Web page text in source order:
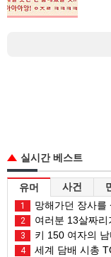
실시간 베스트
유머 사건
1 망해가던 장사를
2 여러분 13살짜리
3 키 150 여자의
4 세계 담배 시총